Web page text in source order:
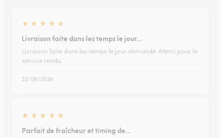
★ ★ ★ ★ ★
Livraison faite dans les temps le jour…
Livraison faite dans les temps le jour demandé. Merci pour le
service rendu.
22/06/2026
★ ★ ★ ★ ★
Parfait de fraîcheur et timing de…